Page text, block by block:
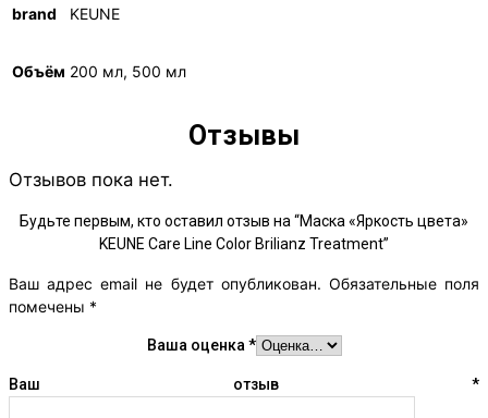
brand KEUNE
Объём 200 мл, 500 мл
Отзывы
Отзывов пока нет.
Будьте первым, кто оставил отзыв на “Маска «Яркость цвета»
KEUNE Care Line Color Brilianz Treatment”
Ваш адрес email не будет опубликован. Обязательные поля
помечены *
Ваша оценка*
Ваш отзыв *